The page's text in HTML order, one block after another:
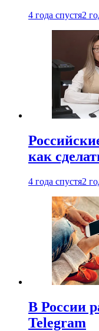
4 года спустя2
как
4 года спустя2
В России
Telegram